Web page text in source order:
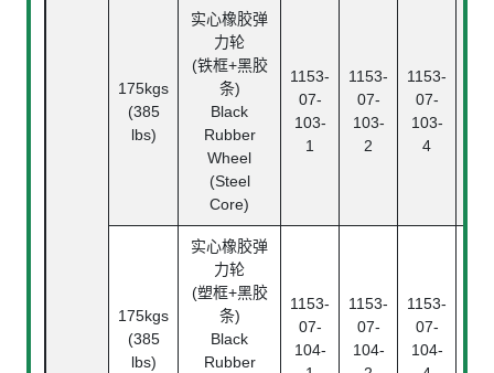
175kgs
(385
lbs)
实心橡胶弹
力轮
(铁框+黑胶
条)
Black
Rubber
Wheel
(Steel
Core)
1153-
07-
103-
1
1153-
07-
103-
2
1153-
07-
103-
4
175kgs
(385
lbs)
实心橡胶弹
力轮
(塑框+黑胶
条)
Black
Rubber
1153-
07-
104-
1153-
07-
104-
1153-
07-
104-